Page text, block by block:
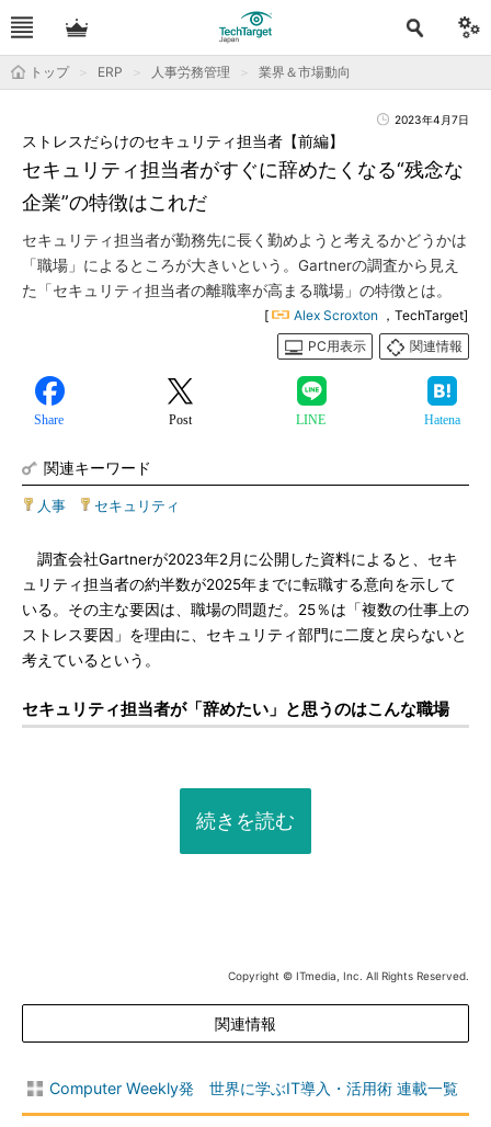
トップ ERP 人事労務管理 業界＆市場動向
2023年4月7日
セキュリティ担当者がすぐに辞めたくなる“残念な
企業”の特徴はこれだ
ストレスだらけのセキュリティ担当者【前編】
セキュリティ担当者が勤務先に長く勤めようと考えるかどうかは
「職場」によるところが大きいという。Gartnerの調査から見え
た「セキュリティ担当者の離職率が高まる職場」の特徴とは。
[ Alex Scroxton ，TechTarget]
PC用表示
関連情報
Share Post LINE Hatena
関連キーワード
人事 セキュリティ
調査会社Gartnerが2023年2月に公開した資料によると、セキ
ュリティ担当者の約半数が2025年までに転職する意向を示して
いる。その主な要因は、職場の問題だ。25％は「複数の仕事上の
ストレス要因」を理由に、セキュリティ部門に二度と戻らないと
考えているという。
セキュリティ担当者が「辞めたい」と思うのはこんな職場
続きを読む
Copyright © ITmedia, Inc. All Rights Reserved.
関連情報
Computer Weekly発 世界に学ぶIT導入・活用術 連載一覧